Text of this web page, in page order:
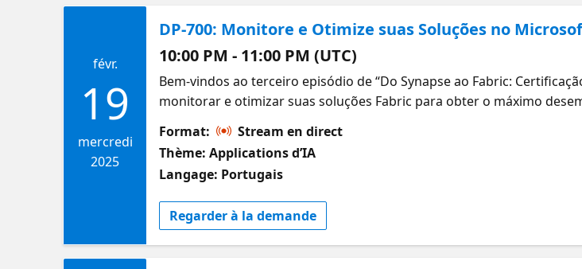
févr.
19
mercredi
2025
DP-700: Monitore e Otimize suas Soluções no
10:00 PM - 11:00 PM (UTC)
Bem-vindos ao terceiro episódio de “Do Synapse ao Fabric:
monitorar e otimizar suas soluções Fabric para obter o máximo
Fabric Data Engineer Associate
Format:
Stream en direct
Thème: Applications d’IA
Langage: Portugais
Regarder à la demande